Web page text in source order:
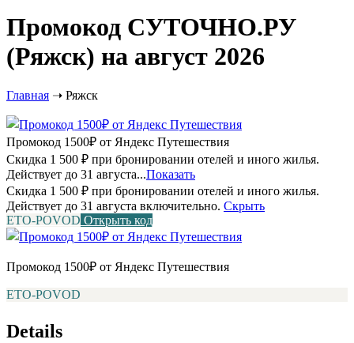
Промокод СУТОЧНО.РУ
(Ряжск) на август 2026
Главная ➝ Ряжск
Промокод 1500₽ от Яндекс Путешествия
Скидка 1 500 ₽ при бронировании отелей и иного жилья.
Действует до 31 августа...Показать
Скидка 1 500 ₽ при бронировании отелей и иного жилья.
Действует до 31 августа включительно. Скрыть
ETO-POVOD Открыть код
Промокод 1500₽ от Яндекс Путешествия
ETO-POVOD
Details